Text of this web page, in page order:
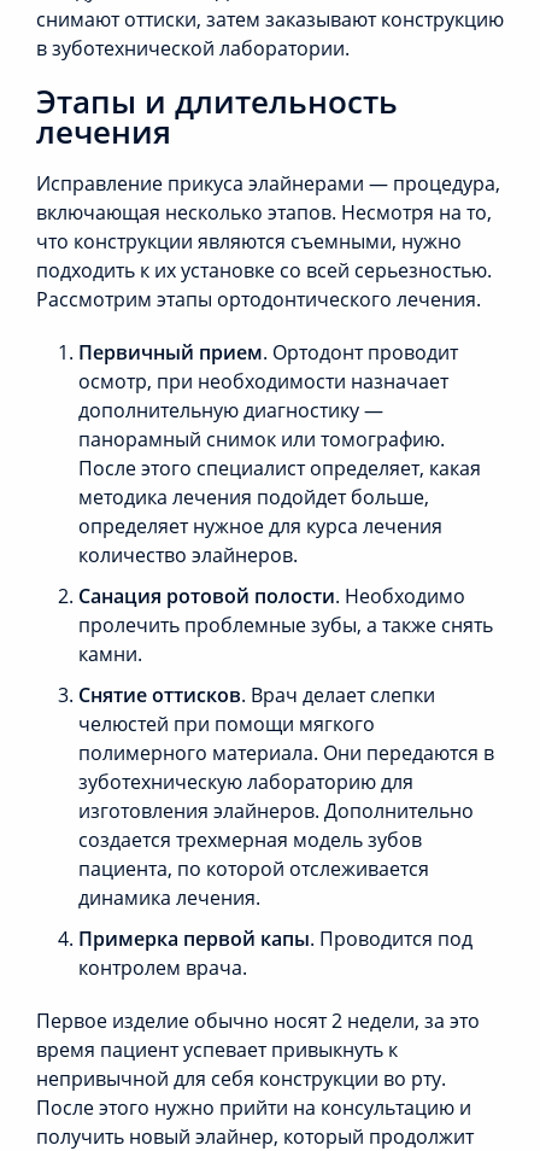
снимают оттиски, затем заказывают конструкцию
в зуботехнической лаборатории.
Этапы и длительность
лечения
Исправление прикуса элайнерами — процедура,
включающая несколько этапов. Несмотря на то,
что конструкции являются съемными, нужно
подходить к их установке со всей серьезностью.
Рассмотрим этапы ортодонтического лечения.
Первичный прием. Ортодонт проводит
осмотр, при необходимости назначает
дополнительную диагностику —
панорамный снимок или томографию.
После этого специалист определяет, какая
методика лечения подойдет больше,
определяет нужное для курса лечения
количество элайнеров.
Санация ротовой полости. Необходимо
пролечить проблемные зубы, а также снять
камни.
Снятие оттисков. Врач делает слепки
челюстей при помощи мягкого
полимерного материала. Они передаются в
зуботехническую лабораторию для
изготовления элайнеров. Дополнительно
создается трехмерная модель зубов
пациента, по которой отслеживается
динамика лечения.
Примерка первой капы. Проводится под
контролем врача.
Первое изделие обычно носят 2 недели, за это
время пациент успевает привыкнуть к
непривычной для себя конструкции во рту.
После этого нужно прийти на консультацию и
получить новый элайнер, который продолжит